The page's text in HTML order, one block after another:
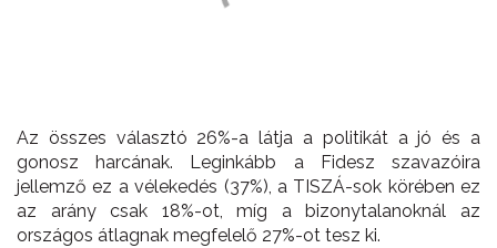
Az összes választó 26%-a látja a politikát a jó és a
gonosz harcának. Leginkább a Fidesz szavazóira
jellemző ez a vélekedés (37%), a TISZÁ-sok körében ez
az arány csak 18%-ot, míg a bizonytalanoknál az
országos átlagnak megfelelő 27%-ot tesz ki.